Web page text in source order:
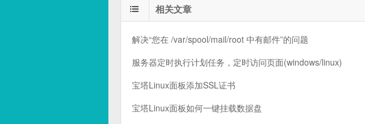
相关文章
解决“您在 /var/spool/mail/root 中有邮件”的问题
服务器定时执行计划任务，定时访问页面(windows/linux)
宝塔Linux面板添加SSL证书
宝塔Linux面板如何一键挂载数据盘